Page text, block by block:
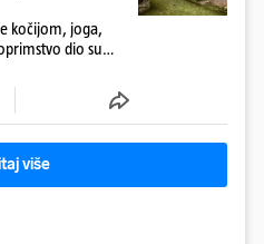
kočijom, joga,
dio su
više